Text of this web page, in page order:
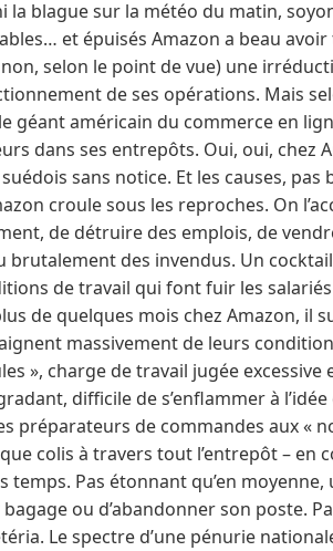
la blague sur la météo du matin,
et épuisés Amazon a beau
selon le point de vue) une
de ses opérations. Mais
géant américain du commerce en
dans ses entrepôts. Oui, oui, chez
sans notice. Et les causes,
croule sous les reproches. On
de détruire des emplois, de
brutalement des invendus. Un
de travail qui font fuir les
de quelques mois chez Amazon, il
massivement de leurs
», charge de travail jugée
difficile de s’enflammer à
préparateurs de commandes aux «
colis à travers tout l’entrepôt – en
temps. Pas étonnant qu’en
ou d’abandonner son poste.
Le spectre d’une pénurie